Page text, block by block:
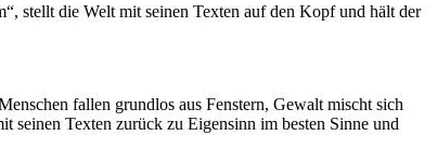
stellt die Welt mit seinen Texten auf den Kopf und hält der
fallen grundlos aus Fenstern, Gewalt mischt sich
seinen Texten zurück zu Eigensinn im besten Sinne und